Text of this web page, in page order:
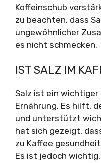
Koffeinschub
zu beachten, dass
ungewöhnlicher
es nicht schmecken.
IST SALZ IM
Salz ist ein
Ernährung. Es hilft,
und unterstützt
hat sich gezeigt,
zu Kaffee
Es ist jedoch